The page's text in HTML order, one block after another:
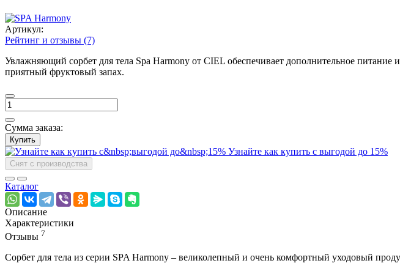
Артикул:
Рейтинг и отзывы (7)
Увлажняющий сорбет для тела Spa Harmony от CIEL обеспечивает дополнительное
приятный фруктовый запах.
Сумма заказа:
Купить
Узнайте как купить с выгодой до 15%
Снят с производства
Каталог
Описание
Характеристики
Отзывы 7
Сорбет для тела из серии SPA Harmony – великолепный и очень комфортный уходовый